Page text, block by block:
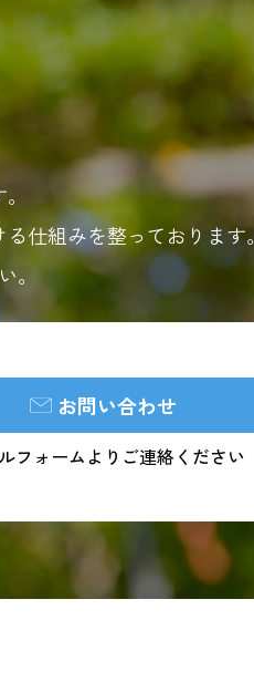
仕組みを整っております。
。
お問い合わせ
フォームよりご連絡ください